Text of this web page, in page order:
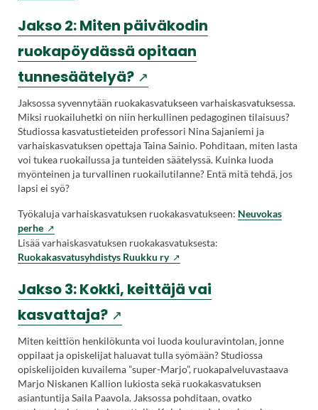
Jakso 2: Miten päiväkodin
ruokapöydässä opitaan
tunnesäätelyä?(Vieraile
ulkoisella
sivustolla.
Linkki
avautuu
Jaksossa syvennytään ruokakasvatukseen varhaiskasvatuksessa.
Miksi ruokailuhetki on niin herkullinen pedagoginen tilaisuus?
Studiossa kasvatustieteiden professori Nina Sajaniemi ja
varhaiskasvatuksen opettaja Taina Sainio. Pohditaan, miten lasta
voi tukea ruokailussa ja tunteiden säätelyssä. Kuinka luoda
myönteinen ja turvallinen ruokailutilanne? Entä mitä tehdä, jos
lapsi ei syö?
Työkaluja varhaiskasvatuksen ruokakasvatukseen: Neuvokas
perhe(Vieraile
ulkoisella
sivustolla.
avautuu
uuteen
välilehteen.)
Lisää varhaiskasvatuksen ruokakasvatuksesta:
Ruokakasvatusyhdistys Ruukku ry
Jakso 3: Kokki, keittäjä vai
kasvattaja?(Vieraile
ulkoisella
sivustolla.
Linkki
Miten keittiön henkilökunta voi luoda kouluravintolan, jonne
oppilaat ja opiskelijat haluavat tulla syömään? Studiossa
opiskelijoiden kuvailema ”super-Marjo”, ruokapalveluvastaava
Marjo Niskanen Kallion lukiosta sekä ruokakasvatuksen
asiantuntija Saila Paavola. Jaksossa pohditaan, ovatko